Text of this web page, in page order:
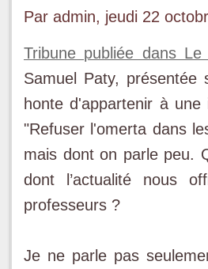
Par admin, jeudi 22
Tribune publiée dans Le
Samuel Paty,
honte d'appartenir à
"Refuser l'omerta dans
mais dont on parle peu.
dont l’actualité nous
professeurs ?
Je ne parle pas